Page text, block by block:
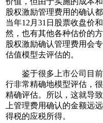
股权激励管理费用的确认
当年12月31日股票收盘价
然，也有其他各种估价的
股权激励确认管理费用会
估值模型去评估的。
鉴于很多上市公司目前
行非常精确地模型评估，
精确评估。所以，这就导
上管理费用确认的金额远
得税的应税所得。